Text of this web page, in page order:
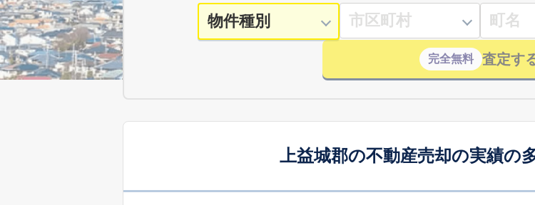
完全無料 査定す
上益城郡の不動産売却の実績の